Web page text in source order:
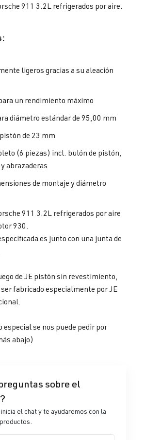
911 3.2L refrigerados por aire.
ligeros gracias a su aleación
un rendimiento máximo
diámetro estándar de 95,00 mm
de 23 mm
(6 piezas) incl. bulón de pistón,
abrazaderas
de montaje y diámetro
911 3.2L refrigerados por aire
930.
es junto con una junta de
de JE pistón sin revestimiento,
fabricado especialmente por JE
se nos puede pedir por
abajo)
sobre el
el chat y te ayudaremos con la